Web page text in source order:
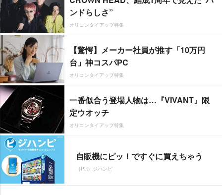
ンドらしさ”
オリコンタイアップ特集
【驚愕】メーカー社員が推す「10万円
台」神コスパPC
オリコンタイアップ特集
一番似合う登場人物は…『VIVANT』限
定ウオッチ
オリコンタイアップ特集
自販機にピッ！ですぐに買えちゃう
（PR）ジハンピ